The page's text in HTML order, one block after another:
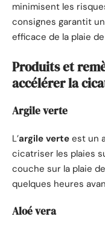
minimisent les
consignes garantit
efficace de la plaie
Produits et
accélérer la
Argile verte
L’argile verte est un
cicatriser les plaies
couche sur la plaie
quelques heures
Aloé vera